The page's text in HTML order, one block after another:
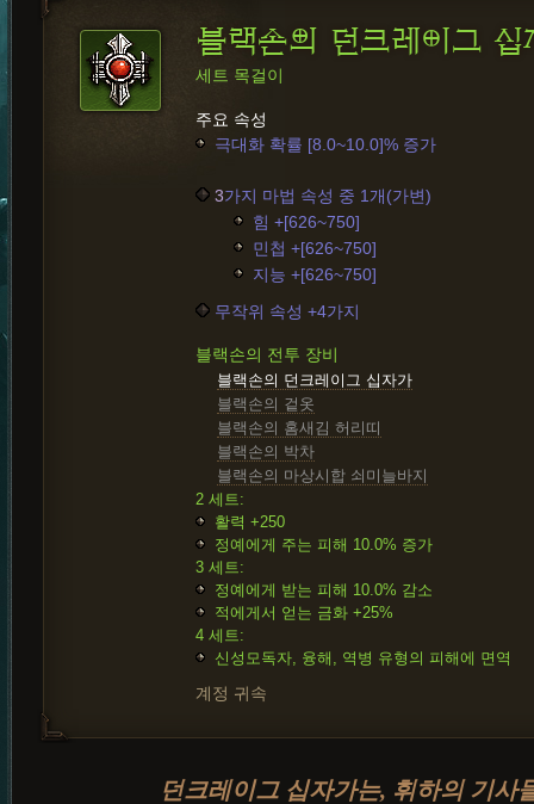
블랙손의 던크레이그 십
세트 목걸이
주요 속성
극대화 확률 [8.0~10.0]% 증가
3가지 마법 속성 중 1개(가변)
힘 +[626~750]
민첩 +[626~750]
지능 +[626~750]
무작위 속성 +4가지
블랙손의 전투 장비
블랙손의 던크레이그 십자가
블랙손의 겉옷
블랙손의 홈새김 허리띠
블랙손의 박차
블랙손의 마상시합 쇠미늘바지
2 세트:
활력 +250
정예에게 주는 피해 10.0% 증가
3 세트:
정예에게 받는 피해 10.0% 감소
적에게서 얻는 금화 +25%
4 세트:
신성모독자, 융해, 역병 유형의 피해에 면역
계정 귀속
던크레이그 십자가는, 휘하의 기사